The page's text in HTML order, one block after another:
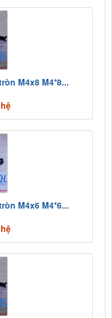
M4x8 M4*8...
M4x6 M4*6...